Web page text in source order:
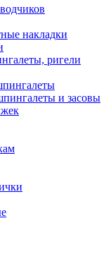
накладки
ригели
и засовы